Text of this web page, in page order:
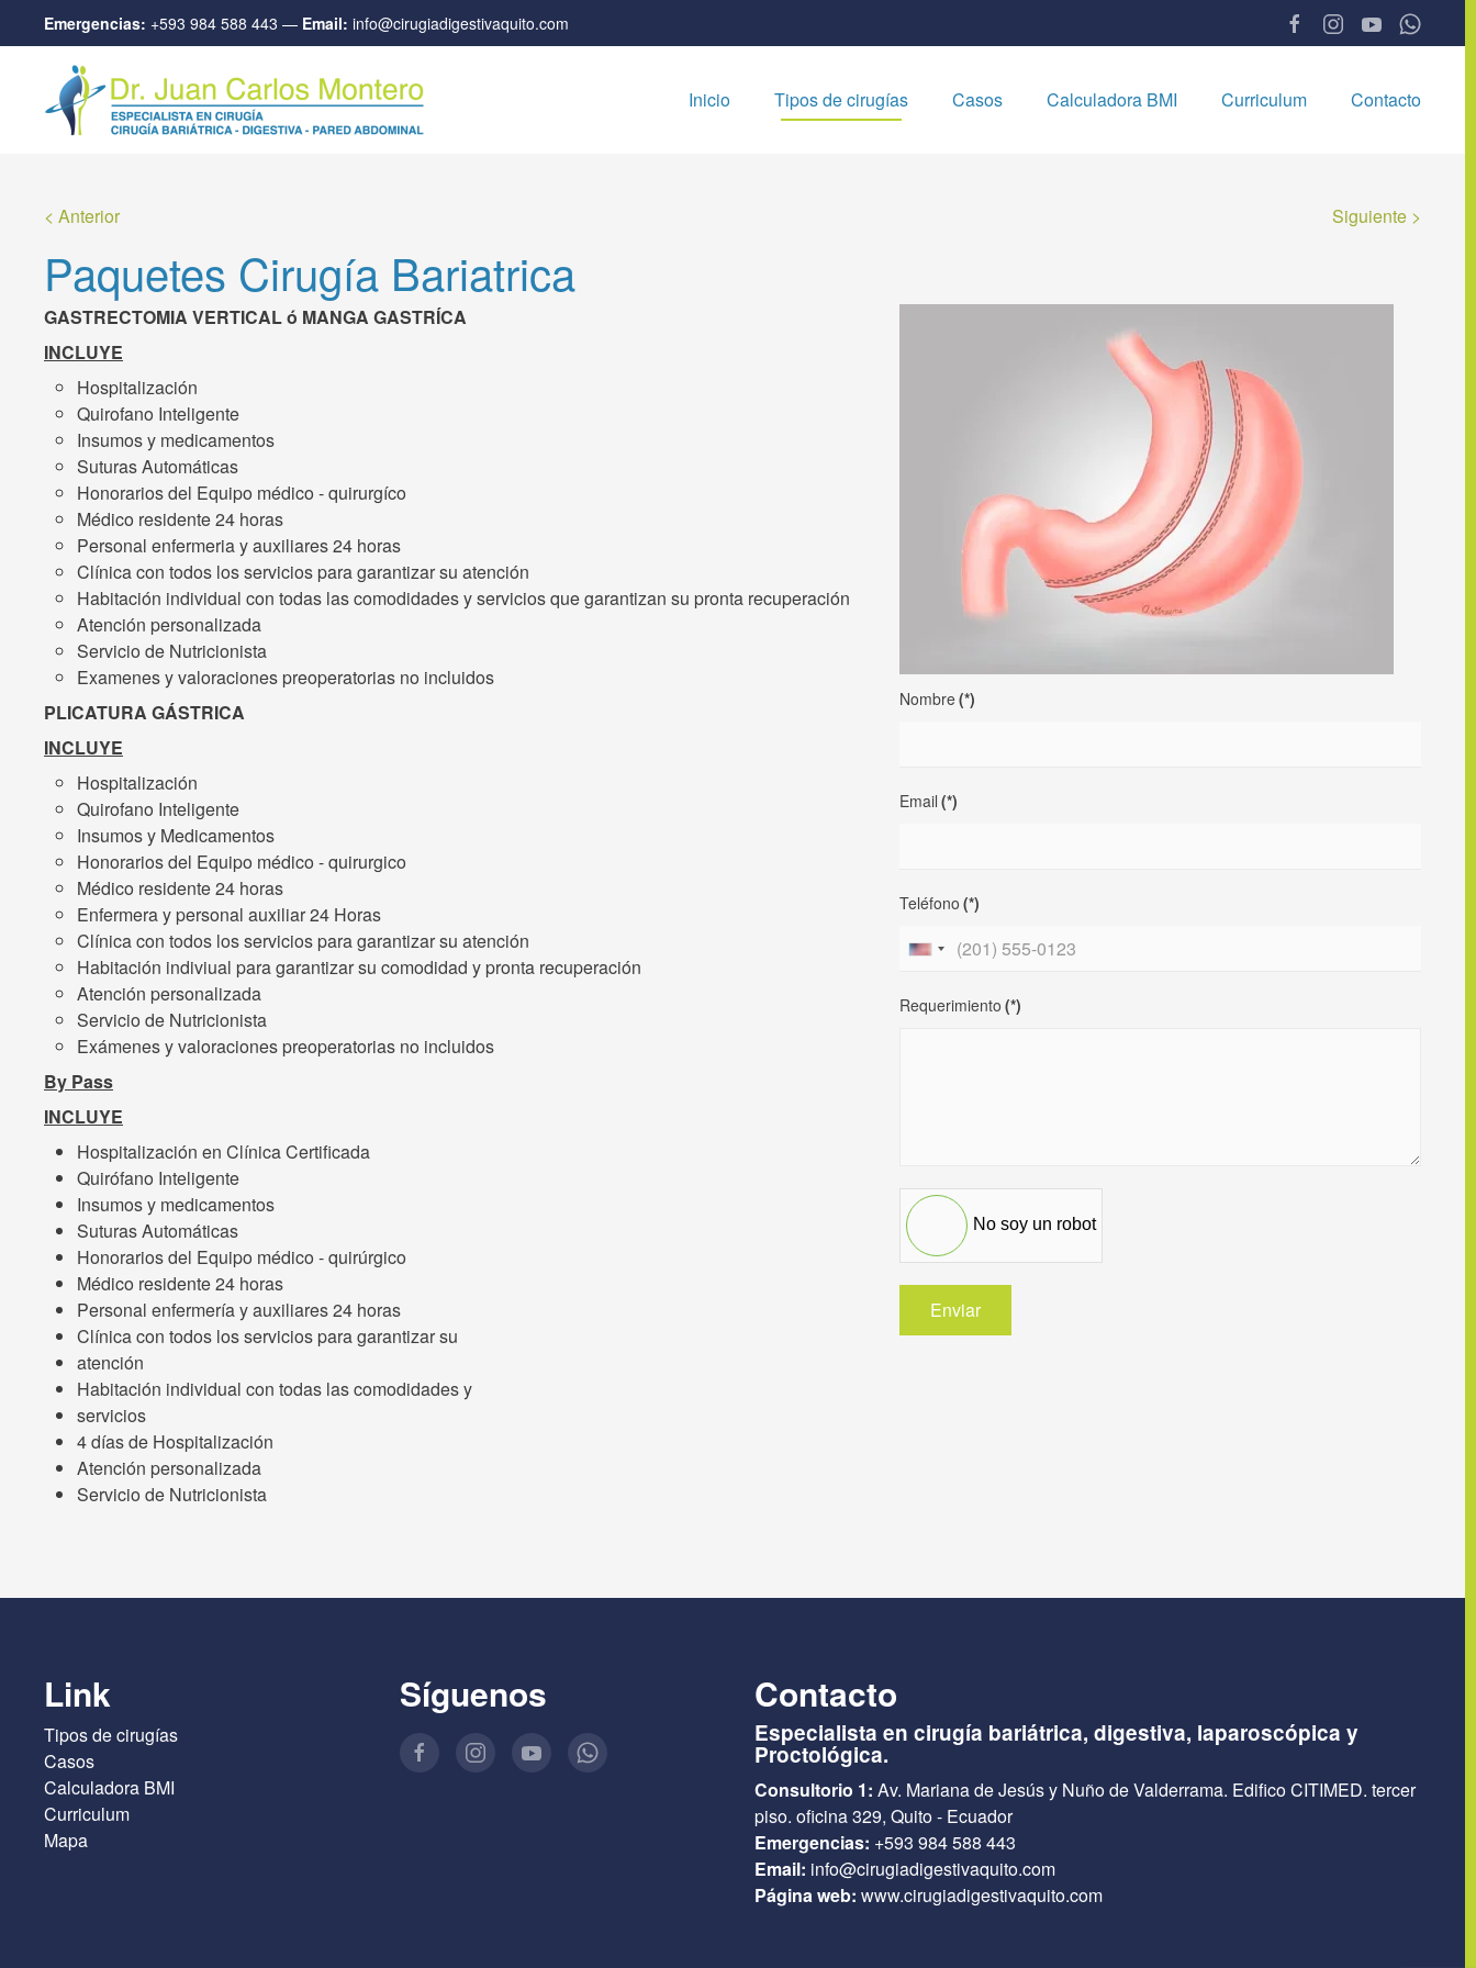
Emergencias: +593 984 588 443 — Email: info@cirugiadigestivaquito.com
Inicio Tipos de cirugías Casos Calculadora BMI Curriculum Contacto
< Anterior Siguiente >
Paquetes Cirugía Bariatrica
Nombre(*)
Email (*)
Teléfono (*)
United
+1
Requerimiento (*)
No soy un robot
Enviar
GASTRECTOMIA VERTICAL ó MANGA GASTRÍCA
INCLUYE
Hospitalización
Quirofano Inteligente
Insumos y medicamentos
Suturas Automáticas
Honorarios del Equipo médico - quirurgíco
Médico residente 24 horas
Personal enfermeria y auxiliares 24 horas
Clínica con todos los servicios para garantizar su atención
Habitación individual con todas las comodidades y servicios que garantizan su pronta recuperación
Atención personalizada
Servicio de Nutricionista
Examenes y valoraciones preoperatorias no incluidos
PLICATURA GÁSTRICA
INCLUYE
Hospitalización
Quirofano Inteligente
Insumos y Medicamentos
Honorarios del Equipo médico - quirurgico
Médico residente 24 horas
Enfermera y personal auxiliar 24 Horas
Clínica con todos los servicios para garantizar su atención
Habitación indiviual para garantizar su comodidad y pronta recuperación
Atención personalizada
Servicio de Nutricionista
Exámenes y valoraciones preoperatorias no incluidos
By Pass
INCLUYE
Hospitalización en Clínica Certificada
Quirófano Inteligente
Insumos y medicamentos
Suturas Automáticas
Honorarios del Equipo médico - quirúrgico
Médico residente 24 horas
Personal enfermería y auxiliares 24 horas
Clínica con todos los servicios para garantizar su
atención
Habitación individual con todas las comodidades y
servicios
4 días de Hospitalización
Atención personalizada
Servicio de Nutricionista
Link
Tipos de cirugías
Casos
Calculadora BMI
Curriculum
Mapa
Síguenos Contacto
Especialista en cirugía bariátrica, digestiva, laparoscópica y
Proctológica.
Consultorio 1: Av. Mariana de Jesús y Nuño de Valderrama. Edifico CITIMED. tercer
piso. oficina 329, Quito - Ecuador
Emergencias: +593 984 588 443
Email: info@cirugiadigestivaquito.com
Página web: www.cirugiadigestivaquito.com